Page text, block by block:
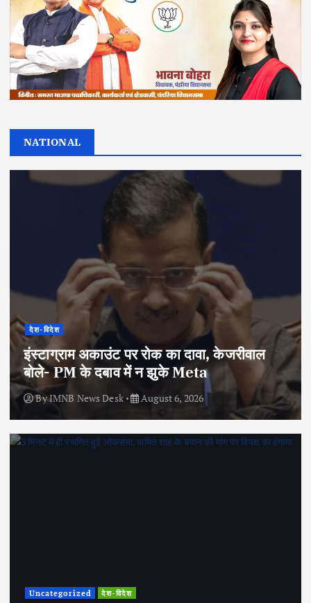
NATIONAL
देश-विदेश
इंस्टाग्राम अकाउंट पर रोक का दावा, केजरीवाल
बोले- PM के दबाव में न झुके Meta
ByIMNB News Desk August 6, 2026
Uncategorized देश-विदेश